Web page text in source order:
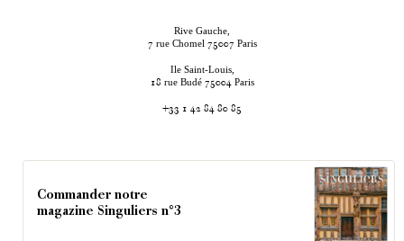
Rive Gauche,
7 rue Chomel 75007 Paris
Ile Saint-Louis,
18 rue Budé 75004 Paris
+33 1 42 84 80 85
Commander notre
magazine Singuliers n°3